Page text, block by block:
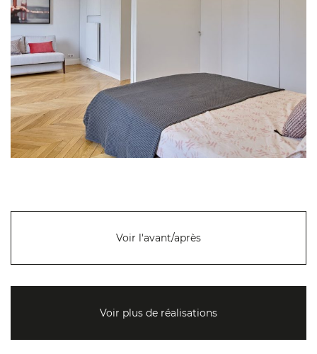
Voir l'avant/après
Voir plus de réalisations